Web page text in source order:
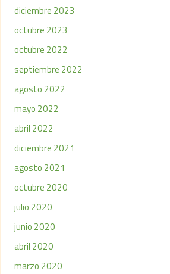
diciembre 2023
octubre 2023
octubre 2022
septiembre 2022
agosto 2022
mayo 2022
abril 2022
diciembre 2021
agosto 2021
octubre 2020
julio 2020
junio 2020
abril 2020
marzo 2020